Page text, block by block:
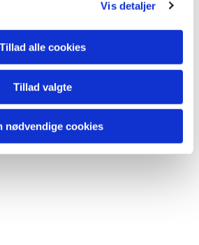
Vis detaljer
Tillad alle cookies
Tillad valgte
nødvendige cookies
også kunne lide...